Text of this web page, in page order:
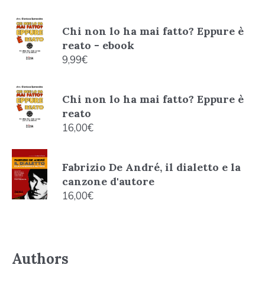
Chi non lo ha mai fatto? Eppure è
reato - ebook
9,99€
Chi non lo ha mai fatto? Eppure è
reato
16,00€
Fabrizio De André, il dialetto e la
canzone d'autore
16,00€
Authors